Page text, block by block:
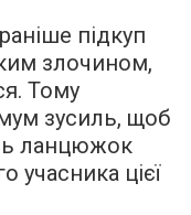
підкуп
злочином,
Тому
зусиль, щоб
ланцюжок
учасника цієї